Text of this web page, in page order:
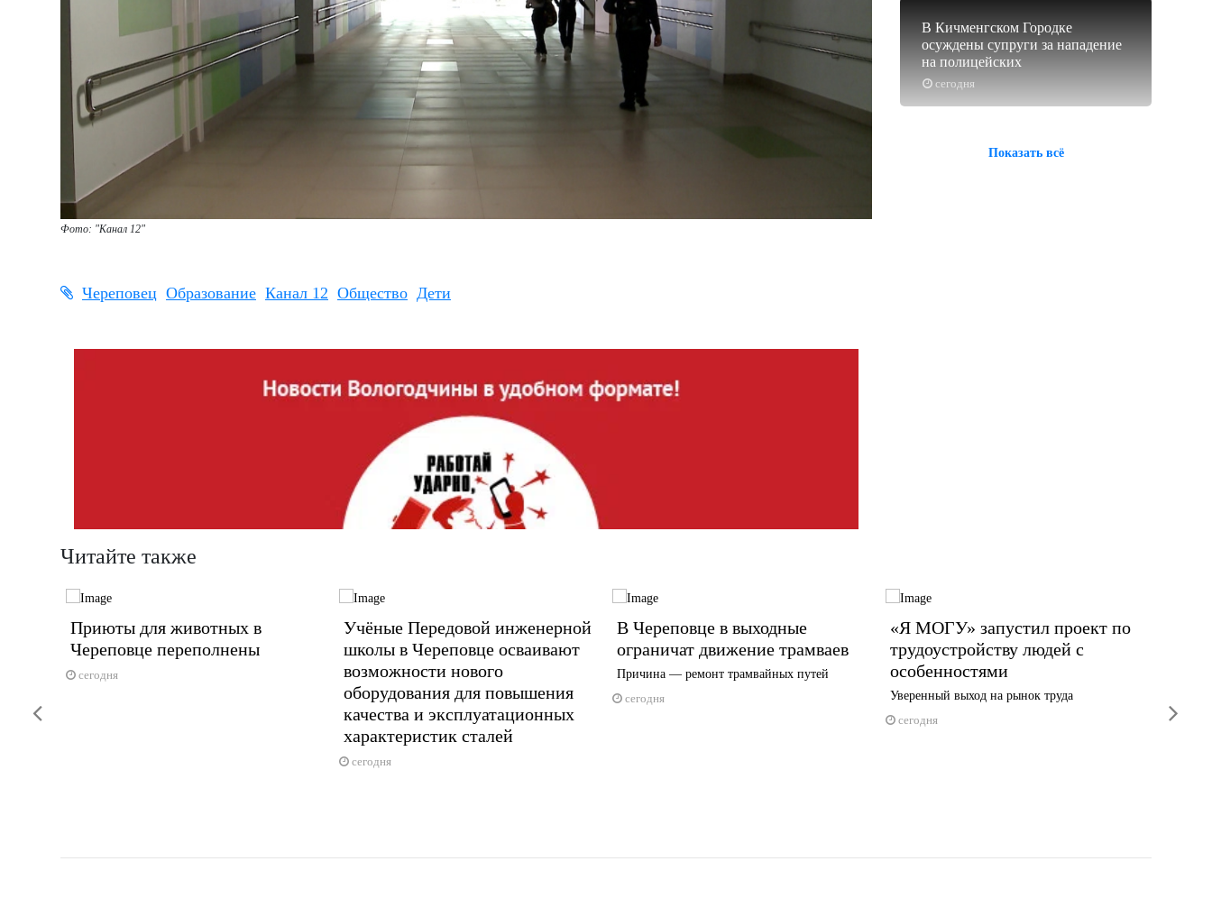
Фото: "Канал 12"
Череповец Образование Канал 12 Общество Дети
сегодня
В Кичменгском Городке
осуждены супруги за нападение
на полицейских
Показать всё
Читайте также
Приюты для животных в
Череповце переполнены
сегодня
Учёные Передовой инженерной
школы в Череповце осваивают
возможности нового
оборудования для повышения
качества и эксплуатационных
характеристик сталей
сегодня
В Череповце в выходные
ограничат движение трамваев
Причина — ремонт трамвайных путей
сегодня
«Я МОГУ» запустил проект по
трудоустройству людей с
особенностями
Уверенный выход на рынок труда
сегодня